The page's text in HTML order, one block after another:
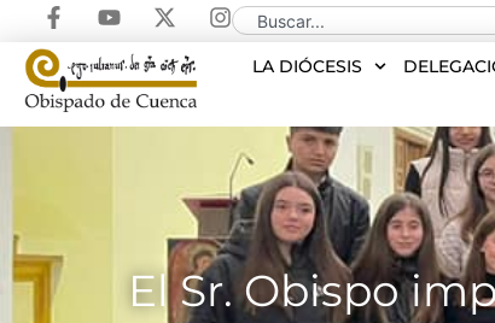
LA DIÓCESIS
El Sr. Obispo